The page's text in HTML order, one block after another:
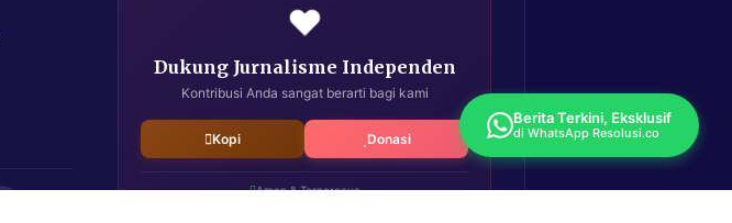
❤️
Dukung Jurnalisme Independen
Kontribusi Anda sangat berarti bagi kami
Kopi Donasi
Aman & Terpercaya
Berita Terkini, Eksklusif
di WhatsApp Resolusi.co